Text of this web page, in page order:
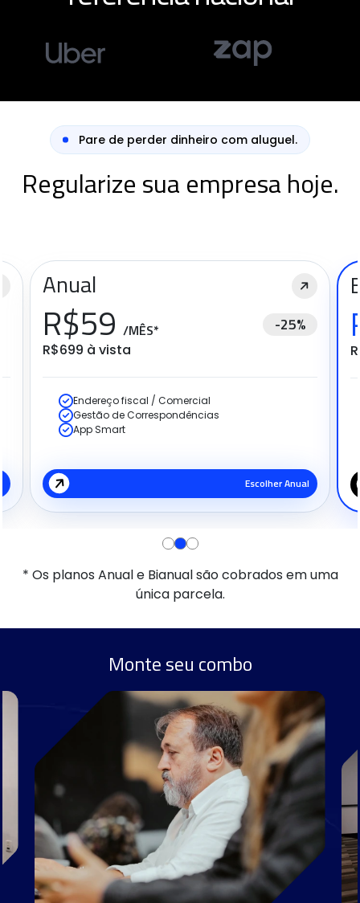
Pare de perder dinheiro com aluguel.
Regularize sua empresa hoje.
Anual
R$59 /MÊS*
R$699 à vista
-25%
Endereço fiscal / Comercial
Gestão de Correspondências
App Smart
Escolher Anual
* Os planos Anual e Bianual são cobrados em uma
única parcela.
Monte seu combo